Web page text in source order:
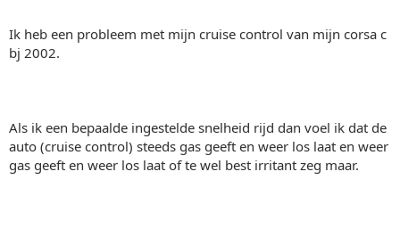
Ik heb een probleem met mijn cruise control van mijn corsa c
bj 2002.
Als ik een bepaalde ingestelde snelheid rijd dan voel ik dat de
auto (cruise control) steeds gas geeft en weer los laat en weer
gas geeft en weer los laat of te wel best irritant zeg maar.